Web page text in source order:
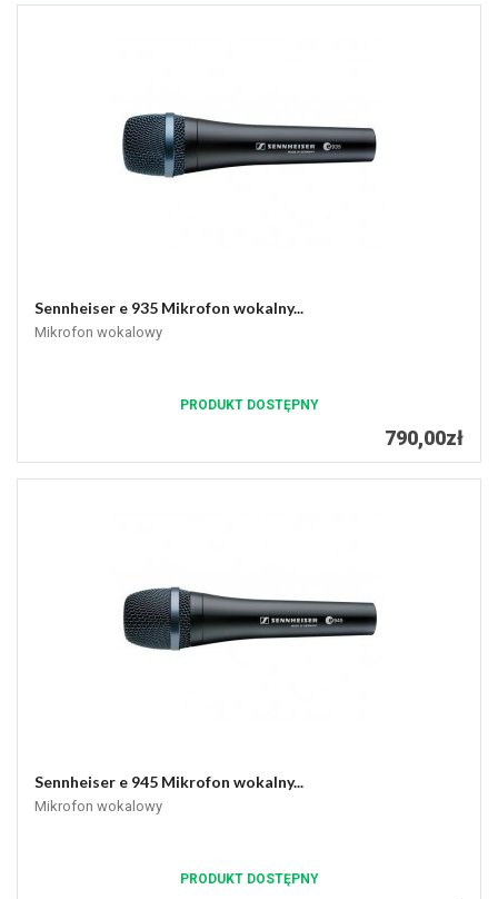
Sennheiser e 935 Mikrofon wokalny...
Mikrofon wokalowy
PRODUKT DOSTĘPNY
790,00zł
Sennheiser e 945 Mikrofon wokalny...
Mikrofon wokalowy
PRODUKT DOSTĘPNY